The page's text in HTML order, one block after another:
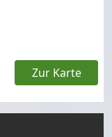
Zur Karte